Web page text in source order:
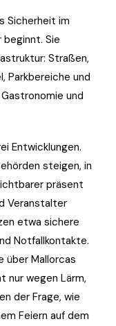
Sicherheit im
Sie
Straßen,
Parkbereiche und
und
Entwicklungen.
steigen, in
präsent
Veranstalter
etwa sichere
Notfallkontakte.
Mallorcas
nur wegen Lärm,
der Frage, wie
Feiern auf dem